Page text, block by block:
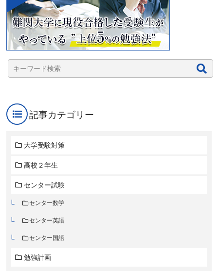
記事カテゴリー
大学受験対策
高校２年生
センター試験
センター数学
センター英語
センター国語
勉強計画